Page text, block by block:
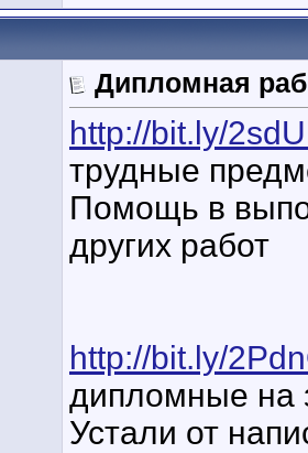
Дипломная
http://bit.ly/
трудные
Помощь в
других работ
http://bit.ly/
дипломные на
Устали от